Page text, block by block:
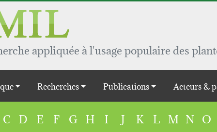
appliquée à l'usage populaire des
Recherches Publications Acteurs &
C D E F G H I J K L M N O